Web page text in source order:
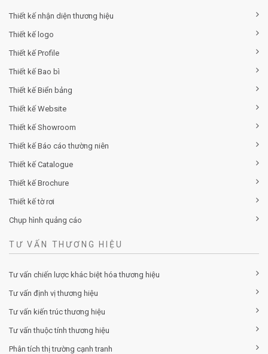
Thiết kế nhận diện thương hiệu
Thiết kế logo
Thiết kế Profile
Thiết kế Bao bì
Thiết kế Biển bảng
Thiết kế Website
Thiết kế Showroom
Thiết kế Báo cáo thường niên
Thiết kế Catalogue
Thiết kế Brochure
Thiết kế tờ rơi
Chụp hình quảng cáo
TƯ VẤN THƯƠNG HIỆU
Tư vấn chiến lược khác biệt hóa thương hiệu
Tư vấn định vị thương hiệu
Tư vấn kiến trúc thương hiệu
Tư vấn thuộc tính thương hiệu
Phân tích thị trường cạnh tranh